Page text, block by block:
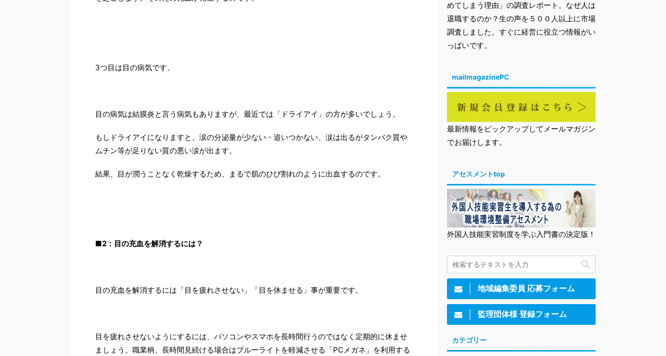
3つ目は目の病気です。
目の病気は結膜炎と言う病気もありますが、最近では「ドライアイ」の方が多いでしょう。
もしドライアイになりますと、涙の分泌量が少ない・追いつかない、涙は出るがタンパク質や
ムチン等が足りない質の悪い涙が出ます。
結果、目が潤うことなく乾燥するため、まるで肌のひび割れのように出血するのです。
■2 ：目の充血を解消するには？
目の充血を解消するには「目を疲れさせない」「目を休ませる」事が重要です。
目を疲れさせないようにするには、パソコンやスマホを長時間行うのではなく定期的に休ませ
ましょう。職業柄、長時間見続ける場合はブルーライトを軽減させる「PCメガネ」を利用する
めてしまう理由」の調査レポート。なぜ人は
退職するのか？生の声を５００人以上に市場
調査しました。すぐに経営に役立つ情報がい
っぱいです。
mailmagazinePC
最新情報をピックアップしてメールマガジン
でお届けします。
アセスメントtop
外国人技能実習制度を学ぶ入門書の決定版！
地域編集委員 応募フォーム
監理団体様 登録フォーム
カテゴリー